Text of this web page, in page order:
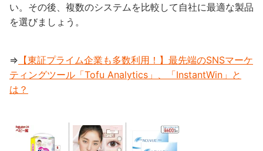
い。その後、複数のシステムを比較して自社に最適な製品
を選びましょう。
⇒ 【東証プライム企業も多数利用！】最先端のSNSマーケ
ティングツール「Tofu Analytics」、「InstantWin」と
は？